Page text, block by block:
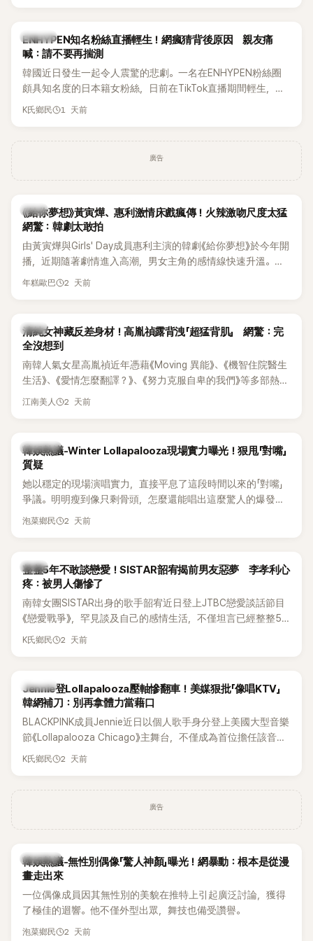
K-POP
ENHYPEN知名粉絲直播輕生！網瘋猜背後原因 親友痛
喊：請不要再揣測
韓國近日發生一起令人震驚的悲劇。一名在ENHYPEN粉絲圈
頗具知名度的日本籍女粉絲，日前在TikTok直播期間輕生，最
終不幸身亡，消息曝光後震驚韓網，也讓不少粉絲湧入社群平
K氏鄉民 1 天前
廣告
韓劇
《給你夢想》黃寅燁、惠利激情床戲瘋傳！火辣激吻尺度太猛
網驚：韓劇太敢拍
由黃寅燁與Girls' Day成員惠利主演的韓劇《給你夢想》於今年開
播，近期隨著劇情進入高潮，男女主角的感情線快速升溫。最
新播出的第8集不僅上演火辣吻戲，更接連出現床戲橋段，讓
年糕歐巴 2 天前
韓星
清純女神藏反差身材！高胤禎露背洩「超猛背肌」 網驚：完
全沒想到
南韓人氣女星高胤禎近年憑藉《Moving 異能》、《機智住院醫生
生活》、《愛情怎麼翻譯？》、《努力克服自卑的我們》等多部熱門
作品，躍升為韓劇新一代女神代表，不僅演技備受肯定，精緻
細身材下的超狂背肌與肩膀線條，反差感十足，讓不少網友看
傻直呼：「原來她身材這麼猛！」
江南美人 2 天前
熱議討論
韓娛熱議-Winter Lollapalooza現場實力曝光！狠甩「對嘴」
質疑
她以穩定的現場演唱實力，直接平息了這段時間以來的「對嘴」
爭議。明明瘦到像只剩骨頭，怎麼還能唱出這麼驚人的爆發力
和音量？
泡菜鄉民 2 天前
韓星
整整5年不敢談戀愛！SISTAR韶宥揭前男友惡夢 李孝利心
疼：被男人傷慘了
南韓女團SISTAR出身的歌手韶宥近日登上JTBC戀愛談話節目
《戀愛戰爭》，罕見談及自己的感情生活，不僅坦言已經整整5
年沒有談戀愛，更首度透露空窗至今的原因，全與上一段戀情
K氏鄉民 2 天前
K-POP
Jennie登Lollapalooza壓軸慘翻車！美媒狠批「像唱KTV」
韓網補刀：別再拿體力當藉口
BLACKPINK成員Jennie近日以個人歌手身分登上美國大型音樂
節《Lollapalooza Chicago》主舞台，不僅成為首位擔任該音樂
節Headliner（壓軸主秀）的K-POP女SOLO歌手，寫下全新紀
K氏鄉民 2 天前
廣告
熱議討論
韓娛熱議-無性別偶像「驚人神顏」曝光！網暴動：根本是從漫
畫走出來
一位偶像成員因其無性別的美貌在推特上引起廣泛討論，獲得
了極佳的迴響。他不僅外型出眾，舞技也備受讚譽。
泡菜鄉民 2 天前